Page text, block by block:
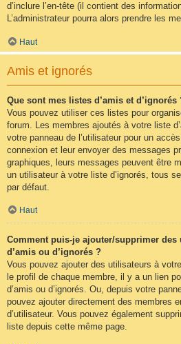
d’inclure l’en-tête (il contient des
L’administrateur pourra alors prendre les
Haut
Amis et ignorés
Que sont mes listes d’amis et d’ignorés
Vous pouvez utiliser ces listes pour
forum. Les membres ajoutés à votre liste
votre panneau de l’utilisateur pour un
connexion et leur envoyer des messages
graphiques, leurs messages peuvent être
un utilisateur à votre liste d’ignorés, tous
par défaut.
Haut
Comment puis-je ajouter/supprimer
d’amis ou d’ignorés ?
Vous pouvez ajouter des utilisateurs à
le profil de chaque membre, il y a un lien
d’amis ou d’ignorés. Ou, depuis votre
pouvez ajouter directement des membres
d’utilisateur. Vous pouvez également
liste depuis cette même page.